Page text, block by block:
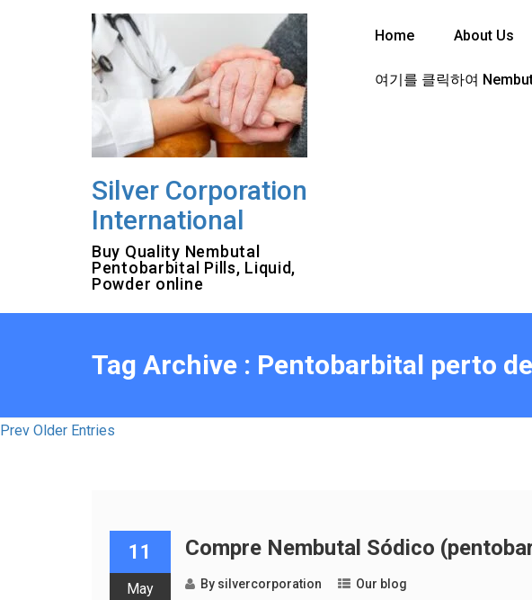
Silver Corporation
International
Buy Quality Nembutal
Pentobarbital Pills, Liquid,
Powder online
Home About Us
여기를 클릭하여
Tag Archive : Pentobarbital perto
Prev Older Entries
11
May
Compre Nembutal Sódico
By silvercorporation
Our blog